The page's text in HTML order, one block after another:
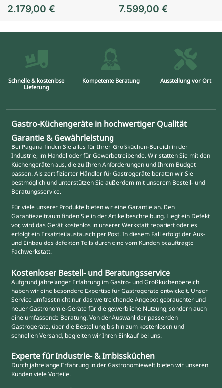
2.179,00€ 7.599,00 €
Schnelle & kostenlose
Lieferung
Kompetente Beratung Ausstellung vor Ort
Gastro-Küchengeräte in hochwertiger Qualität
Garantie & Gewährleistung
Bei Pagana finden Sie alles für Ihren Großküchen-Bereich in der
Industrie, im Handel oder für Gewerbetreibende. Wir statten Sie mit den
Küchengeräten aus, die zu Ihren Anforderungen und Ihrem Budget
passen. Als zertifizierter Händler für Gastrogeräte beraten wir Sie
bestmöglich und unterstützen Sie außerdem mit unserem Bestell- und
Beratungsservice.
Für viele unserer Produkte bieten wir eine Garantie an. Den
Garantiezeitraum finden Sie in der Artikelbeschreibung. Liegt ein Defekt
vor, wird das Gerät kostenlos in unserer Werkstatt repariert oder es
erfolgt ein Ersatzteilaustausch per Post. In diesem Fall erfolgt der Aus-
und Einbau des defekten Teils durch eine vom Kunden beauftragte
Fachwerkstatt.
Kostenloser Bestell- und Beratungsservice
Aufgrund jahrelanger Erfahrung im Gastro- und Großküchenbereich
haben wir eine besondere Expertise für Gastrogeräte entwickelt. Unser
Service umfasst nicht nur das weitreichende Angebot gebrauchter und
neuer Gastronomie-Geräte für die gewerbliche Nutzung, sondern auch
eine umfassende Beratung. Von der Auswahl der passenden
Gastrogeräte, über die Bestellung bis hin zum kostenlosen und
schnellen Versand, begleiten wir Ihren Einkauf bei uns.
Experte für Industrie- & Imbissküchen
Durch jahrelange Erfahrung in der Gastronomiewelt bieten wir unseren
Kunden viele Vorteile.